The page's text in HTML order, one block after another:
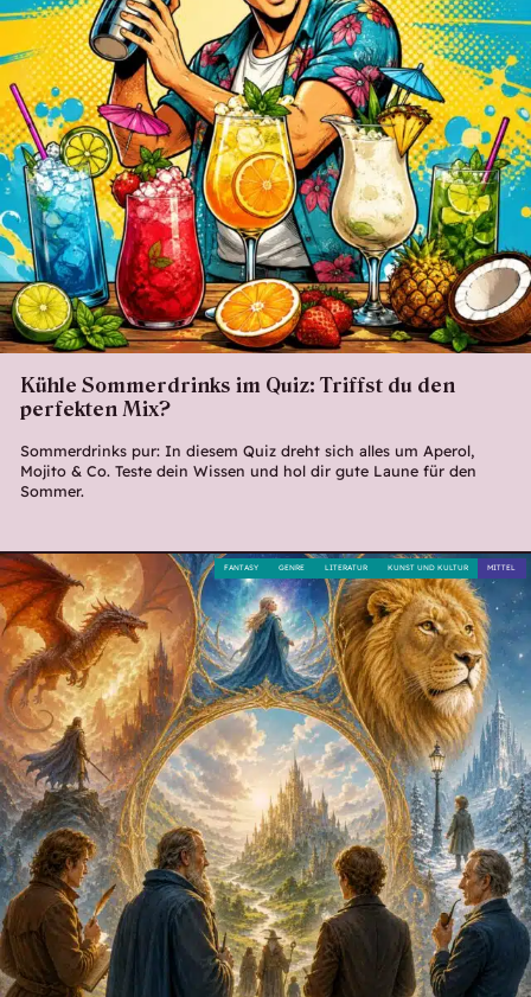
Kühle Sommerdrinks im Quiz: Triffst du den
perfekten Mix?
Sommerdrinks pur: In diesem Quiz dreht sich alles um Aperol,
Mojito & Co. Teste dein Wissen und hol dir gute Laune für den
Sommer.
MITTEL
KUNST UND KULTUR
LITERATUR
GENRE
FANTASY